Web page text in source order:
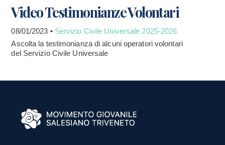
Video Testimonianze Volontari
08/01/2023 • Servizio Civile Universale 2025-2026
Ascolta la testimonianza di alcuni operatori volontari
del Servizio Civile Universale